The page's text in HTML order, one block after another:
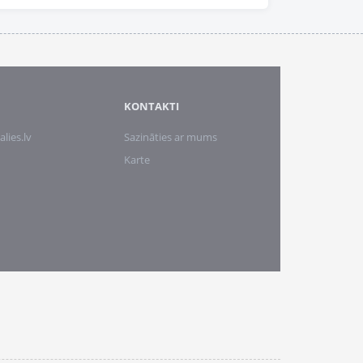
KONTAKTI
Sazināties ar mums
Karte